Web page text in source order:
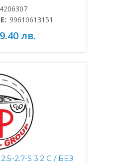
99610613151
лв.
2.7-S 3.2 С / БЕЗ